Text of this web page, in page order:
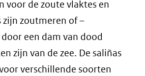
voor de zoute vlaktes en
zijn zoutmeren of –
een dam van dood
zijn van de zee. De saliñas
verschillende soorten